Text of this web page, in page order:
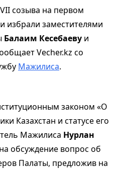
созыва на первом
избрали заместителями
Балаим Кесебаеву и
Vecher.kz со
Мажилиса.
законом «О
Казахстан и статусе его
Мажилиса Нурлан
обсуждение вопрос об
Палаты, предложив на